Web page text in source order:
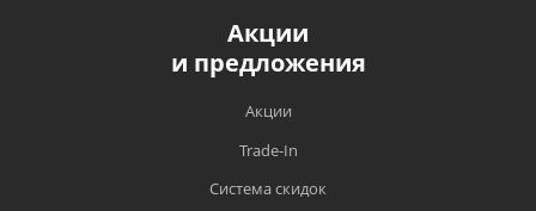
Акции
и предложения
Акции
Trade-In
Система скидок